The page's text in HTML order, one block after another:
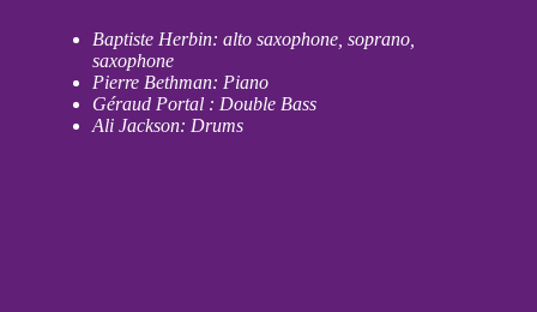
Baptiste Herbin: alto saxophone, soprano,
saxophone
Pierre Bethman: Piano
Géraud Portal : Double Bass
Ali Jackson: Drums